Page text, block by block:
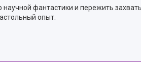
фантастики и пережить
опыт.